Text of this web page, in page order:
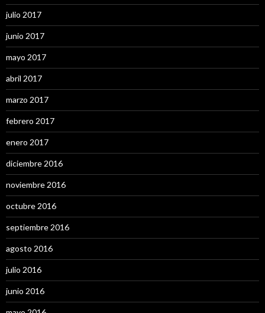
julio 2017
junio 2017
mayo 2017
abril 2017
marzo 2017
febrero 2017
enero 2017
diciembre 2016
noviembre 2016
octubre 2016
septiembre 2016
agosto 2016
julio 2016
junio 2016